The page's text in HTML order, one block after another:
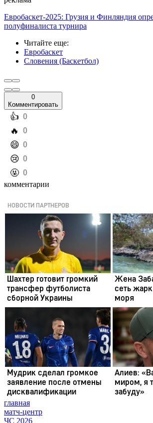
Евробаскет-2025: Грузия и Финляндия
полуфиналиста турнира
Читайте еще:
Евробаскет
Словения (Баскетбол)
0
Комментировать
️👍 0
️🔥 0
️😄 0
️😢 0
️🤬 0
комментарии
главная
матч-центр
ЧС 2026